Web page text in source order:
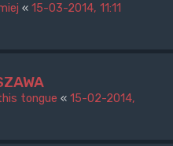
« 15-03-2014, 11:11
tongue « 15-02-2014,